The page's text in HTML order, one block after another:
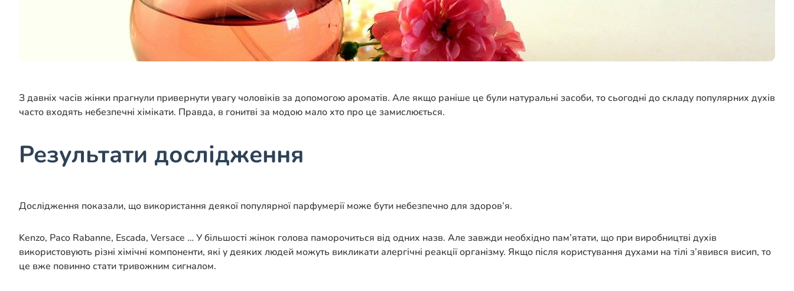
З давніх часів жінки прагнули привернути увагу чоловіків за допомогою ароматів. Але якщо раніше це були натуральні засоби, то сьогодні до складу популярних духів
часто входять небезпечні хімікати. Правда, в гонитві за модою мало хто про це замислюється.
Результати дослідження
Дослідження показали, що використання деякої популярної парфумерії може бути небезпечно для здоров’я.
Kenzo, Paco Rabanne, Escada, Versace … У більшості жінок голова паморочиться від одних назв. Але завжди необхідно пам’ятати, що при виробництві духів
використовують різні хімічні компоненти, які у деяких людей можуть викликати алергічні реакції організму. Якщо після користування духами на тілі з’явився висип, то
це вже повинно стати тривожним сигналом.